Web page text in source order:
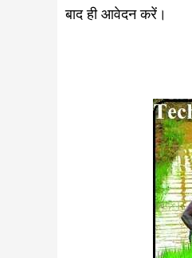
बाद ही आवेदन करें।